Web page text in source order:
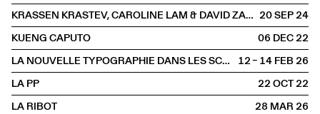
KRASSEN KRASTEV, CAROLINE LAM & DAVID ZAGARI 20 SEP2024
KUENG CAPUTO
06 DEC2022
LA NOUVELLE TYPOGRAPHIE DANS LES SCÈNES FRANCOPHONES : INCIDENCES ET RÉSISTANCES
12 – 14 FEB2026
LA PP
22 OCT2022
LA RIBOT
28 MAR2026